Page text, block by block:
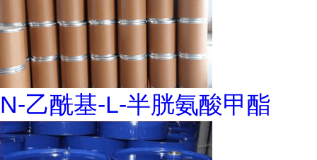
N-乙酰基-L-半胱氨酸甲酯